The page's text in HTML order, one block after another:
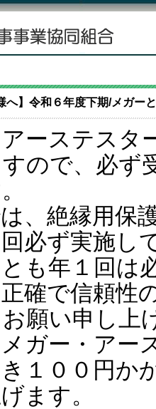
へ】令和６年度下期/メガー
ーステスタ
ので、必ず
、絶縁用保
必ず実施し
も年１回は
確で信頼性
願い申し上
ガー・アー
１００円か
ます。